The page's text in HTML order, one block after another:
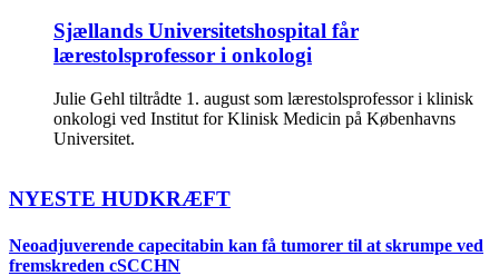
Sjællands Universitetshospital får
lærestolsprofessor i onkologi
Julie Gehl tiltrådte 1. august som lærestolsprofessor i klinisk
onkologi ved Institut for Klinisk Medicin på Københavns
Universitet.
NYESTE HUDKRÆFT
Neoadjuverende capecitabin kan få tumorer til at skrumpe ved
fremskreden cSCCHN